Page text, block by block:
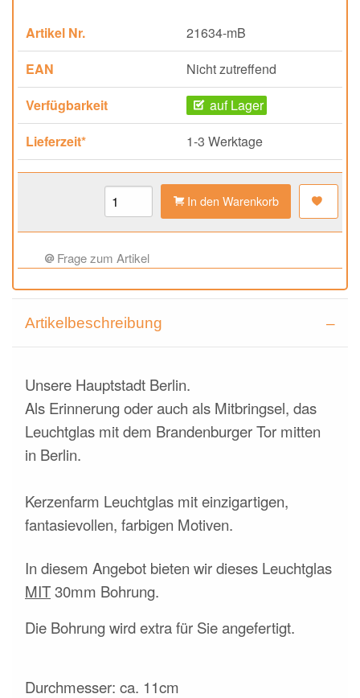
Artikel Nr.
21634-mB
EAN
Nicht zutreffend
Verfügbarkeit
auf Lager
Lieferzeit*
1-3 Werktage
In den Warenkorb
Frage zum Artikel
Artikelbeschreibung
Unsere Hauptstadt Berlin.
Als Erinnerung oder auch als Mitbringsel, das
Leuchtglas mit dem Brandenburger Tor mitten
in Berlin.
Kerzenfarm Leuchtglas mit einzigartigen,
fantasievollen, farbigen Motiven.
In diesem Angebot bieten wir dieses Leuchtglas
MIT30mm Bohrung.
Die Bohrung wird extra für Sie angefertigt.
Durchmesser: ca. 11cm